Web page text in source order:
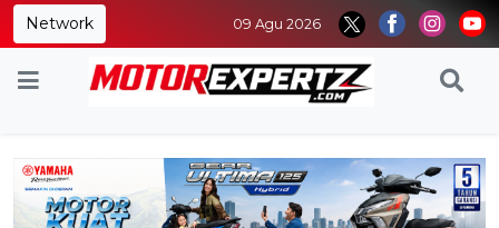
Network 09 Agu 2026